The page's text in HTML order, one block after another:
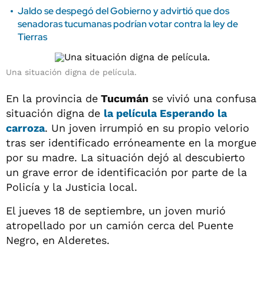
Jaldo se despegó del Gobierno y advirtió que dos
senadoras tucumanas podrían votar contra la ley de
Tierras
Una situación digna de película.
En la provincia de Tucumán se vivió una confusa
situación digna de la película Esperando la
carroza. Un joven irrumpió en su propio velorio
tras ser identificado erróneamente en la morgue
por su madre. La situación dejó al descubierto
un grave error de identificación por parte de la
Policía y la Justicia local.
El jueves 18 de septiembre, un joven murió
atropellado por un camión cerca del Puente
Negro, en Alderetes.